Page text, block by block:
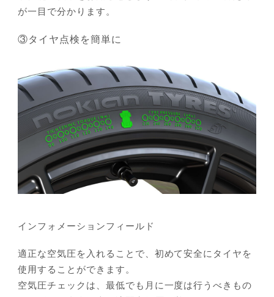
が一目で分かります。
③タイヤ点検を簡単に
インフォメーションフィールド
適正な空気圧を入れることで、初めて安全にタイヤを
使用することができます。
空気圧チェックは、最低でも月に一度は行うべきもの